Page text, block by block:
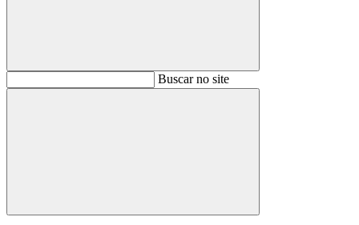
BuscarBuscar no site
Buscar